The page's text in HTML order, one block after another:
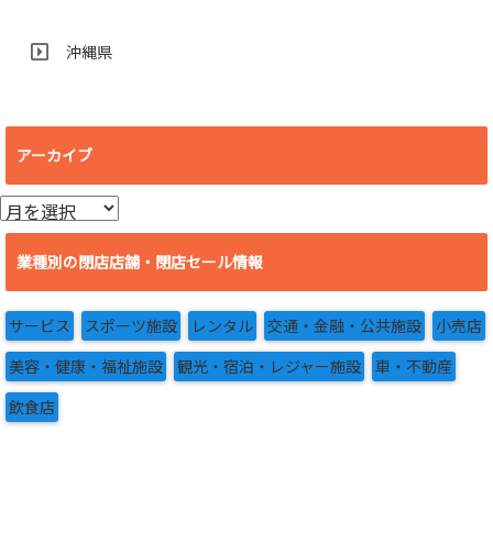
沖縄県
アーカイブ
ア
ー
イ
ブ
業種別の閉店店舗・閉店セール情報
サービス スポーツ施設 レンタル 交通・金融・公共施設 小売店
美容・健康・福祉施設 観光・宿泊・レジャー施設 車・不動産
飲食店